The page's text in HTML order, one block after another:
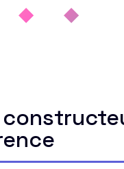
◆ ◆